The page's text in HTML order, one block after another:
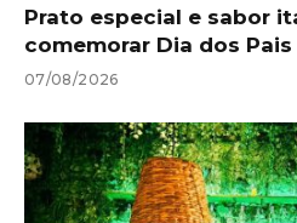
Prato especial e sabor
comemorar Dia dos
07/08/2026